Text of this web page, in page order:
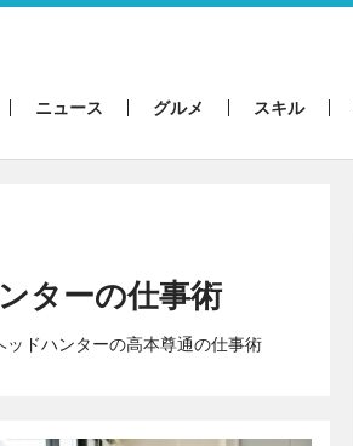
ニュース グルメ スキル
ターの仕事術
ドハンターの高本尊通の仕事術